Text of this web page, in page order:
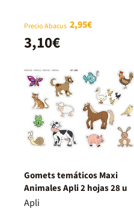
Precio Abacus 2,95€
3,10€
Gomets temáticos Maxi
Animales Apli 2 hojas 28 u
Apli